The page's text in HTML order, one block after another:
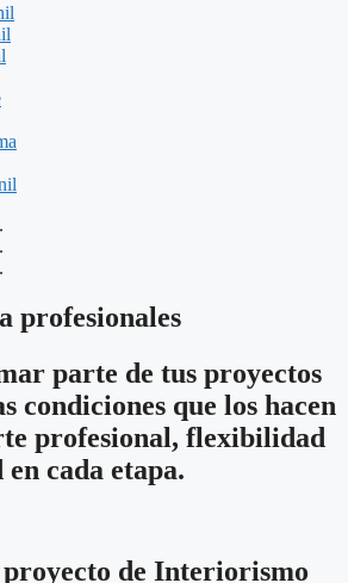
profesionales
parte de tus proyectos
condiciones que los hacen
profesional, flexibilidad
cada etapa.
de Interiorismo